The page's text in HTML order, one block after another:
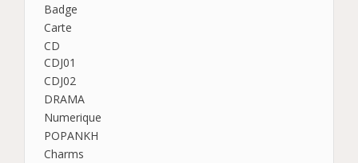
Badge
Carte
CD
CDJ01
CDJ02
DRAMA
Numerique
POPANKH
Charms